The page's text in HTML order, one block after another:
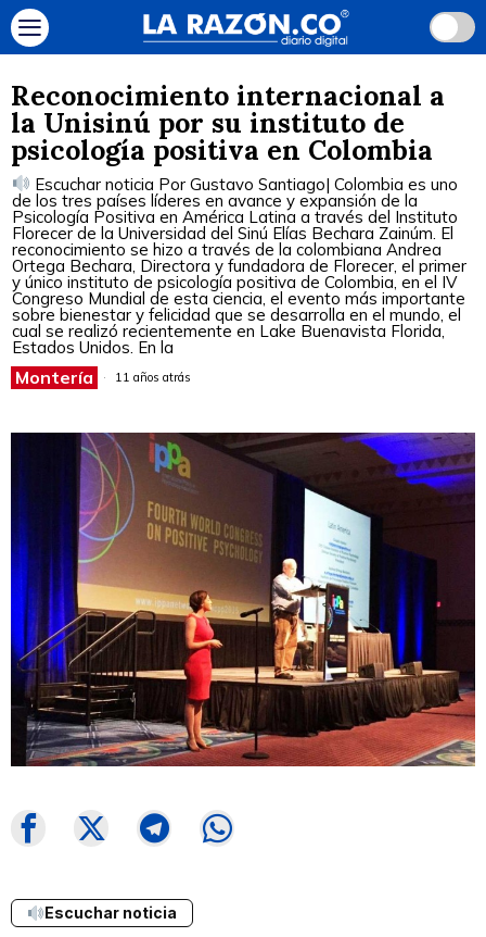
Reconocimiento internacional a
la Unisinú por su instituto de
psicología positiva en Colombia
Escuchar noticia Por Gustavo Santiago| Colombia es uno
de los tres países líderes en avance y expansión de la
Psicología Positiva en América Latina a través del Instituto
Florecer de la Universidad del Sinú Elías Bechara Zainúm. El
reconocimiento se hizo a través de la colombiana Andrea
Ortega Bechara, Directora y fundadora de Florecer, el primer
y único instituto de psicología positiva de Colombia, en el IV
Congreso Mundial de esta ciencia, el evento más importante
sobre bienestar y felicidad que se desarrolla en el mundo, el
cual se realizó recientemente en Lake Buenavista Florida,
Estados Unidos. En la
Montería 11 años atrás
Escuchar noticia